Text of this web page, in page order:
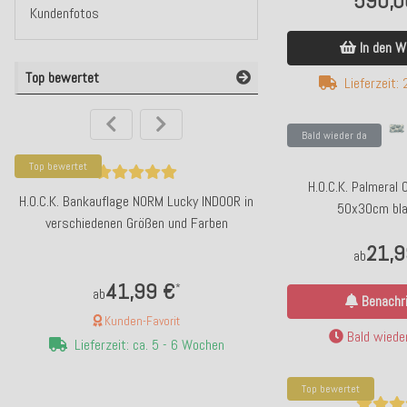
In den
Lieferzeit:
Bald wieder da
H.O.C.K.
50x30cm
ab
Bald
Top bewertet
Kundenfotos
Top bewertet
Top bewertet
H.O.C.K. Bankauflage NORM Lucky INDOOR in
verschiedenen Größen und Farben
ab41,99 €*
Kunden-Favorit
Lieferzeit: ca. 5 - 6 Wochen
ppd Servietten
Kunden-
Lieferzeit: ca.